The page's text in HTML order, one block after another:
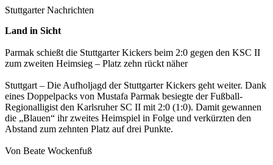
Stuttgarter Nachrichten
Land in Sicht
Parmak schießt die Stuttgarter Kickers beim 2:0 gegen den KSC II
zum zweiten Heimsieg – Platz zehn rückt näher
Stuttgart – Die Aufholjagd der Stuttgarter Kickers geht weiter. Dank
eines Doppelpacks von Mustafa Parmak besiegte der Fußball-
Regionalligist den Karlsruher SC II mit 2:0 (1:0). Damit gewannen
die „Blauen“ ihr zweites Heimspiel in Folge und verkürzten den
Abstand zum zehnten Platz auf drei Punkte.
Von Beate Wockenfuß